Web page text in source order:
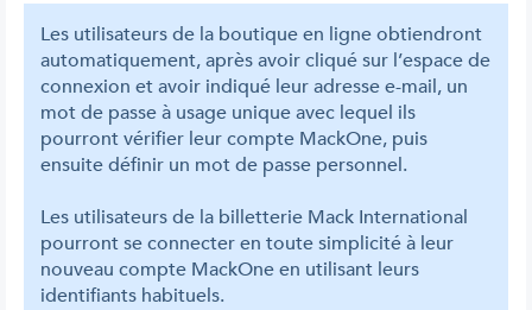
Les utilisateurs de la boutique en ligne obtiendront
automatiquement, après avoir cliqué sur l’espace de
connexion et avoir indiqué leur adresse e-mail, un
mot de passe à usage unique avec lequel ils
pourront vérifier leur compte MackOne, puis
ensuite définir un mot de passe personnel.
Les utilisateurs de la billetterie Mack International
pourront se connecter en toute simplicité à leur
nouveau compte MackOne en utilisant leurs
identifiants habituels.